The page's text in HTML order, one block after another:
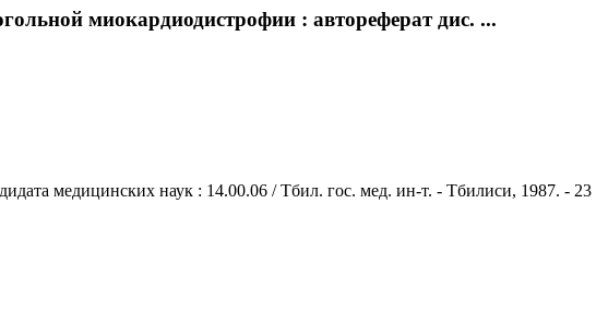
миокардиодистрофии : автореферат дис. ...
медицинских наук : 14.00.06 / Тбил. гос. мед. ин-т. - Тбилиси, 1987. - 23